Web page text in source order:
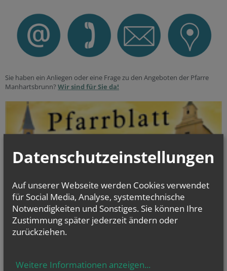
Sie haben ein Anliegen oder eine Frage zu den Angeboten der Pfarre
Manhartsbrunn? Wir sind für Sie da!
Datenschutzeinstellungen
Auf unserer Webseite werden Cookies verwendet
für Social Media, Analyse, systemtechnische
Notwendigkeiten und Sonstiges. Sie können Ihre
Zustimmung später jederzeit ändern oder
zurückziehen.
Weitere Informationen anzeigen...